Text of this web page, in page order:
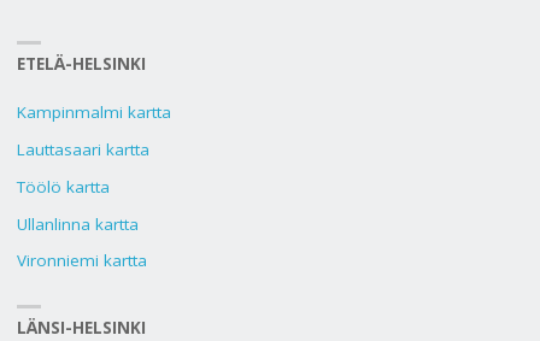
ETELÄ-HELSINKI
Kampinmalmi kartta
Lauttasaari kartta
Töölö kartta
Ullanlinna kartta
Vironniemi kartta
LÄNSI-HELSINKI